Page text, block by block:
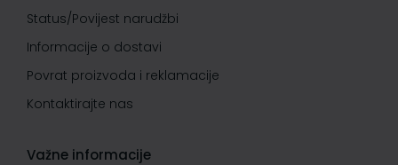
Status/Povijest narudžbi
Informacije o dostavi
Povrat proizvoda i reklamacije
Kontaktirajte nas
Važne informacije